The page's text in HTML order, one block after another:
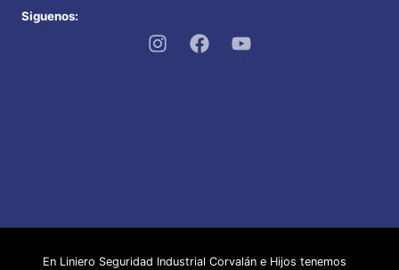
Siguenos:
En Liniero Seguridad Industrial Corvalán e Hijos tenemos